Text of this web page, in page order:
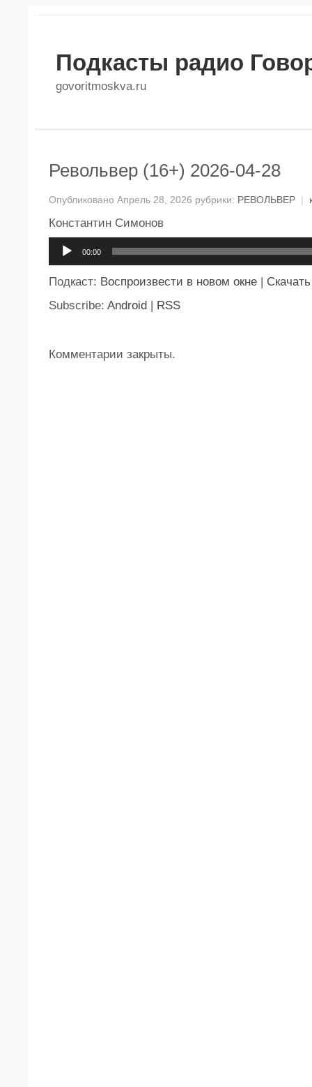
Подкасты радио
govoritmoskva.ru
Револьвер (16+) 2026-04-28
Опубликовано Апрель 28, 2026 рубрики: РЕВОЛЬВЕР |
Константин Симонов
00:00
Подкаст: Воспроизвести в новом окне | Скачать
Subscribe: Android | RSS
Комментарии закрыты.